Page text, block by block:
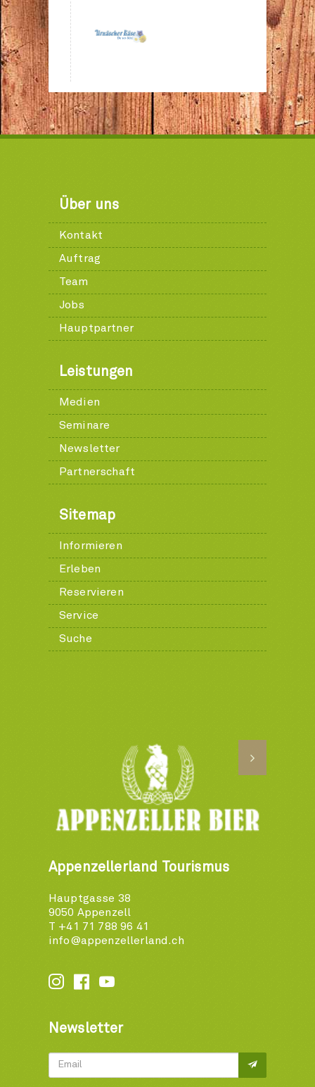
Über uns
Kontakt
Auftrag
Team
Jobs
Hauptpartner
Leistungen
Medien
Seminare
Newsletter
Partnerschaft
Sitemap
Informieren
Erleben
Reservieren
Service
Suche
Appenzellerland Tourismus
Hauptgasse 38
9050 Appenzell
T +41 71 788 96 41
info@appenzellerland.ch



Newsletter